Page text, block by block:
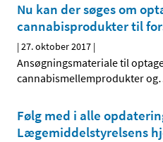
Nu kan der søges om
cannabisprodukter til
|27. oktober 2017 |
Ansøgningsmateriale til
cannabismellemprodukter og
Følg med i alle
Lægemiddelstyrelsens